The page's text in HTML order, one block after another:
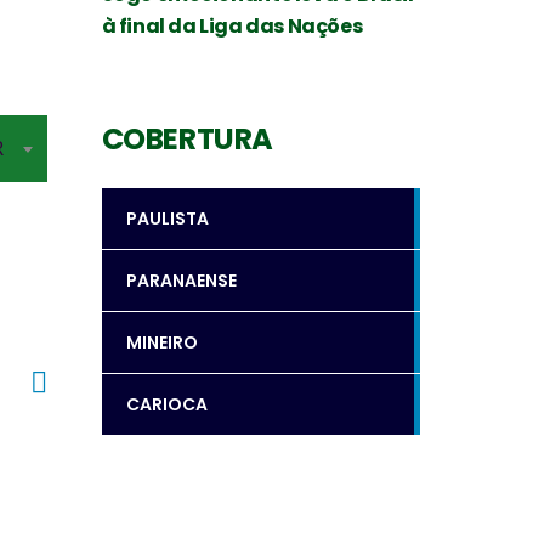
SILVIO ROBERTO
Oposto
PAULO COCO
à final da Liga das Nações
COBERTURA
PAULISTA
PARANAENSE
MINEIRO
CARIOCA